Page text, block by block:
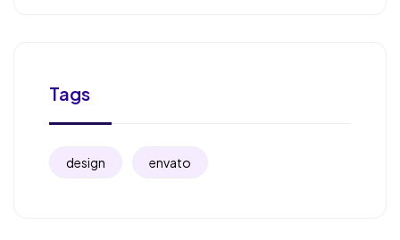
Tags
design envato